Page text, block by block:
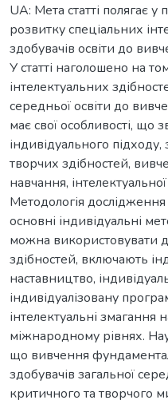
UA: Мета статті полягає
розвитку спеціальних
здобувачів освіти до
У статті наголошено на
інтелектуальних
середньої освіти до
має свої особливості, що
індивідуального
творчих здібностей,
навчання,
Методологія
основні індивідуальні
можна використовувати
здібностей, включають
наставництво,
індивідуалізовану
інтелектуальні змагання
міжнародному рівнях.
що вивчення
здобувачів загальної
критичного та творчого